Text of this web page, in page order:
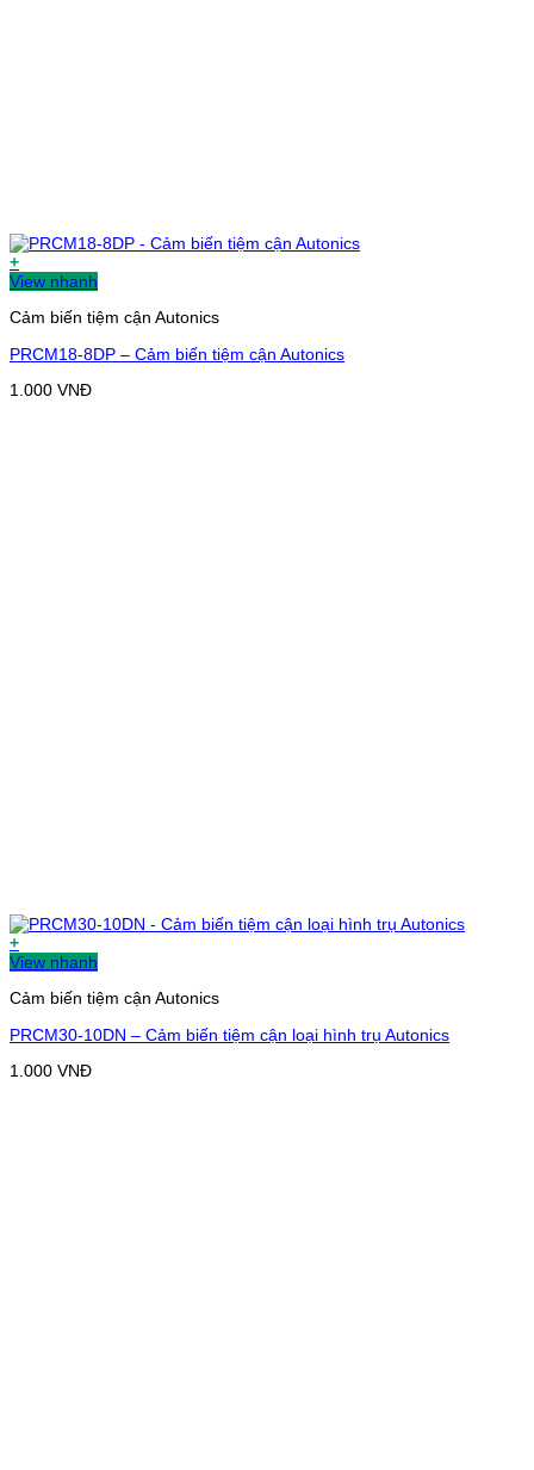
+
View nhanh
Cảm biến tiệm cận Autonics
PRCM18-8DP – Cảm biến tiệm cận Autonics
1.000 VNĐ
+
View nhanh
Cảm biến tiệm cận Autonics
PRCM30-10DN – Cảm biến tiệm cận loại hình trụ Autonics
1.000 VNĐ